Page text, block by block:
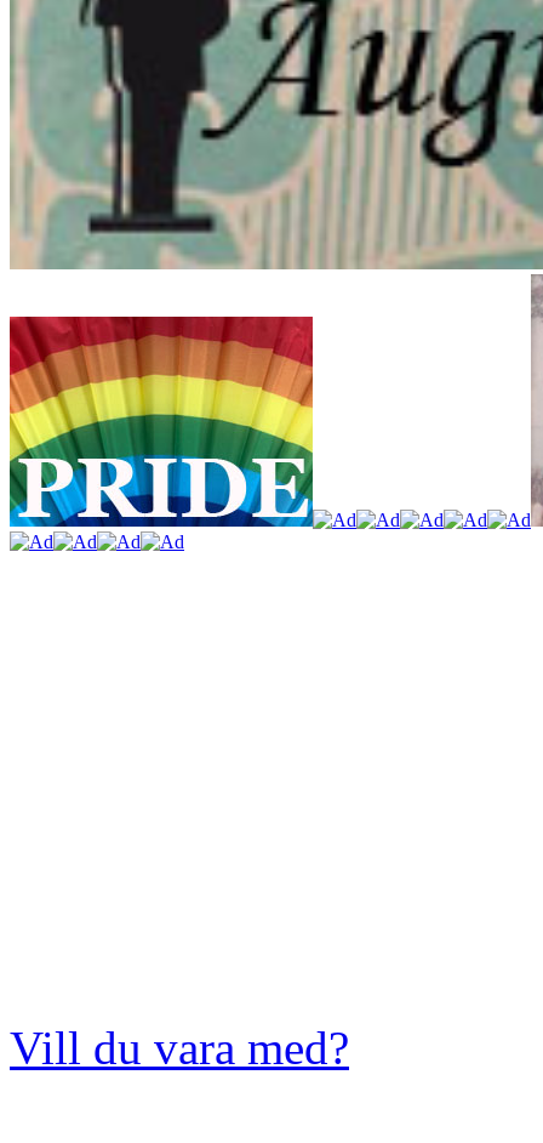
Vill du vara med?